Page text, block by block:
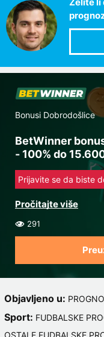
Bonusi Dobrodošlice
BetWinner
- 100% do
Prijavite se da biste
291
Objavljeno u:
Sport: FUDBALSKE
OSTALE FUDBALSKE